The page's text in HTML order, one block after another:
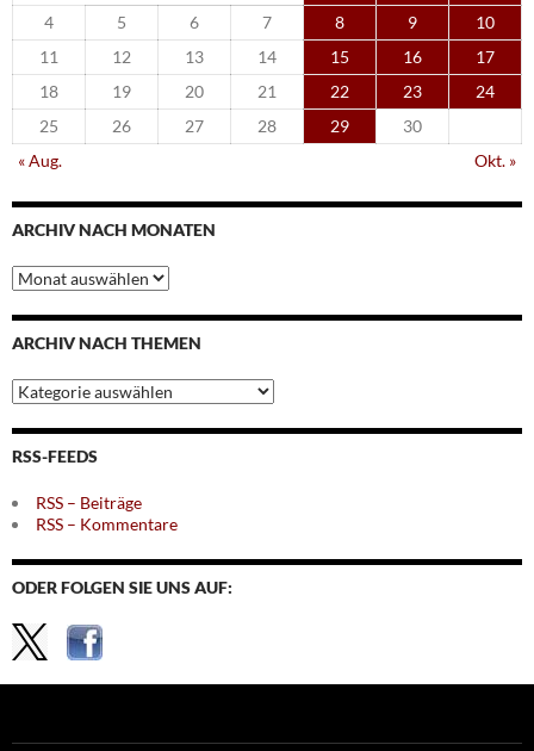
4
5 6 7 8 9
10
11
12 13 14 15 16
17
18
19 20 21 22 23
24
25
26 27 28 29
30
« Aug.
Okt. »
ARCHIV NACH MONATEN
Archiv
nach
Monaten
ARCHIV NACH THEMEN
Archiv
nach
Themen
RSS-FEEDS
RSS – Beiträge
RSS – Kommentare
ODER FOLGEN SIE UNS AUF: